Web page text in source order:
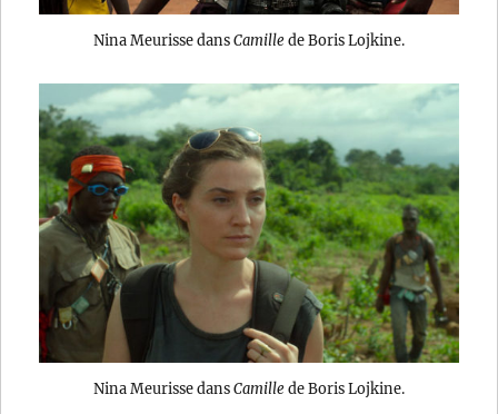
Nina Meurisse dansCamillede Boris Lojkine.
Nina Meurisse dansCamillede Boris Lojkine.